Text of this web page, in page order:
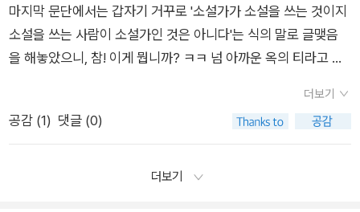
구질구질한 것처럼 소설 쓰기 또한 지리멸렬하고 구질구질하다.
(중략) 압축과 비약에 대한 유혹에 넘어가지 말아야 한다. 우리의
삶은 압축되지 않고, 될 수 없고, 비약할 수도 없다. 강물 속으로
해야 한다. 그 길밖에 없다. -108-109쪽말이 아니라 그림이고,
주장이 아니라 이야기여야 한다. 소설을 읽는 독자는 작가가 하는
주장을 듣는 것이 아니라, 작가가 보여주는 이야기를 보는 것이
다. -112쪽말하는 사람의 욕망과 의도와 입장에 의해 해석되고
아닌 그것들에 실체를 부여하는 육화 肉化의 과정이다. 막연한
것, 추상적인 것, 모호한 것, 자기 자신도 아직은 무언지 확실하지
않은 것, 그런 것을 가지고 소설을 시작하려고 하지 말아야 한다.
가 만들어지겠지, 어떻게 되겠지, 하고 기대하지 말라. 어떻게 되
지 않는다.이 세상에 태어나는 한 편의 소설은, 그 소설이 탄생하
는 순간까지의 그 작가의 삶의 총체다. 안에 있는 것이 밖으로 나
온다. 축적해놓은 것이 없으면 나올 것이 없다. 차면 넘치는 이치
에 완성한 것에 의미를 부여하고 스스로를 다독여본다.물론 이 책
은 소설이라는 장르로 구별하여 이야기 하고 있지만 스토리 텔링
이라는 관점에서 본다면 모든 글에 공통적으로 적용될수 있는 좋
은 내용이 많다.그 동안 읽어본 몇안되는 스토리텔링 관련 책 중
에서도 가장 마음에 들어온 책이고 추천하고픈 책이다. 거울은 사
이 없기 때문이고 그럴 필요도 없기 때문이다. 현실을 ‘있는 대로’
마지막 문단에서는 갑자기 거꾸로 '소설가가 소설을 쓰는 것이지
소설을 쓰는 사람이 소설가인 것은 아니다'는 식의 말로 글맺음
을 해놓았으니, 참! 이게 뭡니까? ㅋㅋ 넘 아까운 옥의 티라고 할
반부에 반복되는 구절이 자꾸 나와요. ^^* 뭐 사실 이 정도는 참
을 수 있죠. ^^* 암튼 잘 썼고 2~3시간 만에 읽어버렸어요. ^^*
더보기
공감 (1) 댓글 (0)
더보기